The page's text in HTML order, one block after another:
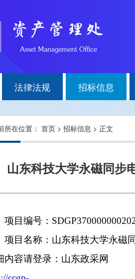
法律法规 招标信息
所在位置： 首页 > 招标信息 > 正文
山东科技大学永磁同步
项目编号：
项目名称：山东科技大学永磁
内容请登录：山东政采网